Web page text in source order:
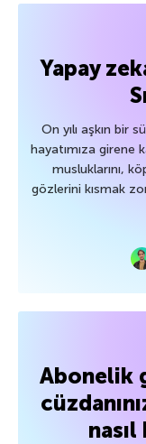
Yapay
On yılı aşkın bir
hayatımıza girene
musluklarını,
gözlerini kısmak
Abonelik